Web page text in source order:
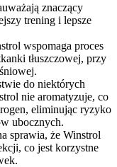
znaczący
trening i lepsze
wspomaga proces
tłuszczowej, przy
do niektórych
nie aromatyzuje, co
eliminując ryzyko
ubocznych.
sprawia, że Winstrol
co jest korzystne